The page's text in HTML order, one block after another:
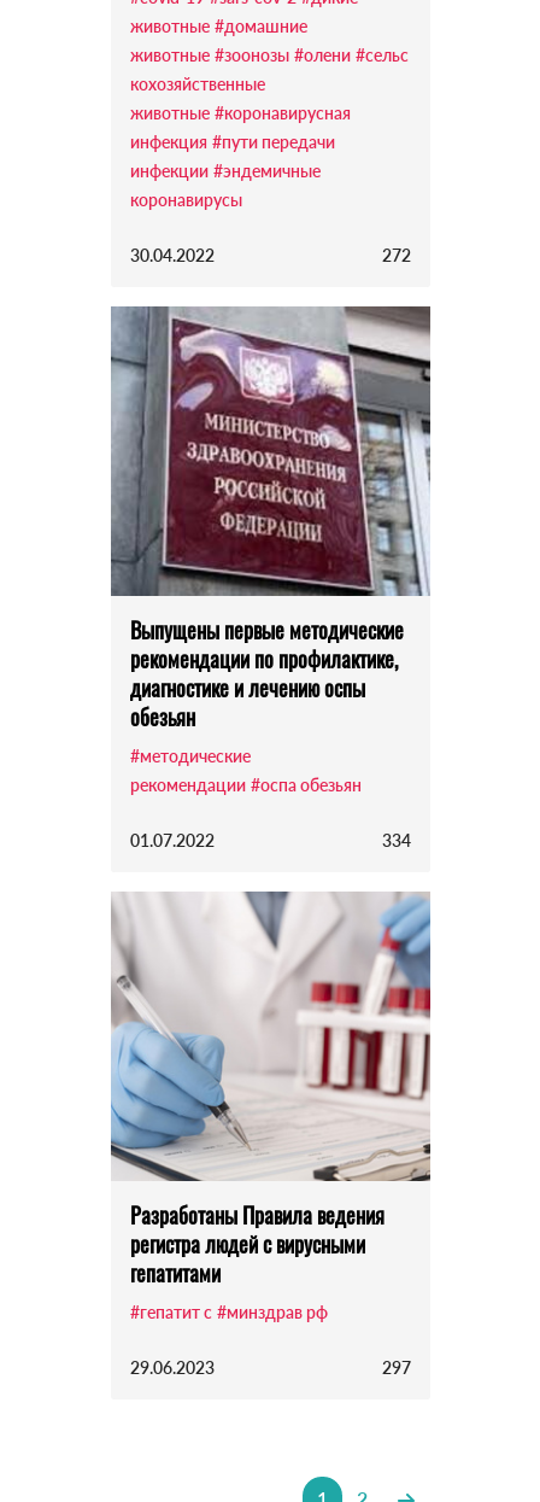
животные #домашние
животные #зоонозы #олени #сельс
кохозяйственные
животные #коронавирусная
инфекция #пути передачи
инфекции #эндемичные
коронавирусы
30.04.2022 272
Выпущены первые методические
рекомендации по профилактике,
диагностике и лечению оспы
обезьян
#методические
рекомендации #оспа обезьян
01.07.2022 334
Разработаны Правила ведения
регистра людей с вирусными
гепатитами
#гепатит с #минздрав рф
29.06.2023 297